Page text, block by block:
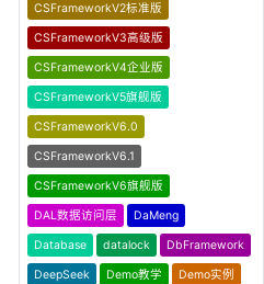
CSFrameworkV2标准版
CSFrameworkV3高级版
CSFrameworkV4企业版
CSFrameworkV5旗舰版
CSFrameworkV6.0
CSFrameworkV6.1
CSFrameworkV6旗舰版
DAL数据访问层 DaMeng
Database datalock DbFramework
DeepSeek Demo教学 Demo实例